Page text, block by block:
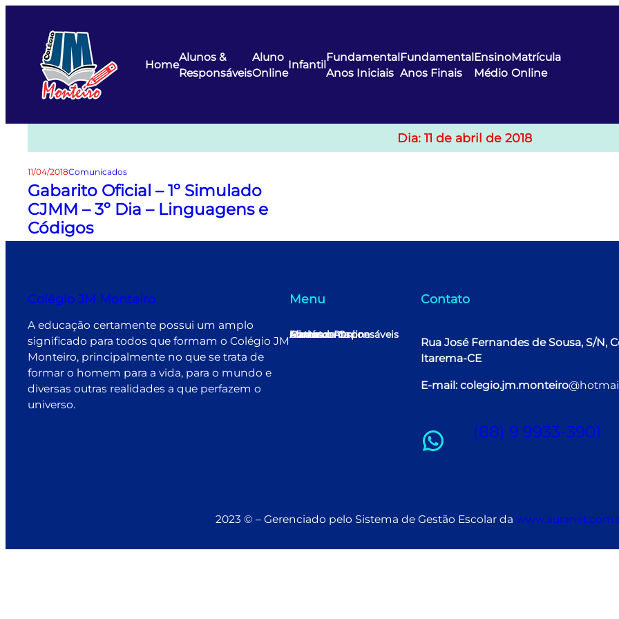
conteúdo
Home
Alunos &
Responsáveis
Aluno
Online
Infantil
Fundamental
Anos Iniciais
Fundamental
Anos Finais
Ensino
Médio
Matrícula
Online
Dia: 11 de abril de 2018
11/04/2018Comunicados
Gabarito Oficial – 1º Simulado
CJMM – 3º Dia – Linguagens e
Códigos
Colégio JM Monteiro
A educação certamente possui um amplo
significado para todos que formam o Colégio JM
Monteiro, principalmente no que se trata de
formar o homem para a vida, para o mundo e
diversas outras realidades a que perfazem o
universo.
Menu
Home
Minha conta
Matrícula Online
Alunos e Responsáveis
Contato
Contato
Rua José Fernandes de Sousa, S/N,
Itarema-CE
E-mail: colegio.jm.monteiro
WhatsApp (88) 9 9933-3901
2023 © – Gerenciado pelo Sistema de Gestão Escolar da